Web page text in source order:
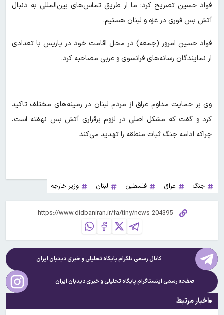
فواد حسین تصریح کرد: ما از طریق تماس‌های بین‌المللی به دنبال
آتش بس فوری در غزه و لبنان هستیم.
فواد حسین امروز (جمعه) در محل اقامت خود در پاریس با تعدادی
از نمایندگان رسانه‌های فرانسوی و عربی مصاحبه کرد.
وی بر حمایت مداوم عراق از مردم لبنان در زمینه‌های مختلف تاکید
کرد و گفت که مشکل اصلی در لزوم برقراری آتش بس نهفته است،
چراکه ادامه جنگ ثبات منطقه را تهدید می‌کند
جنگ عراق فلسطین لبنان وزیر خارجه
کانال رسمی تلگرام پایگاه تحلیلی و خبریدیدبان ایران
صفحه رسمی اینستاگرام پایگاه تحلیلی و خبریدیدبان ایران
اخبار مرتبط